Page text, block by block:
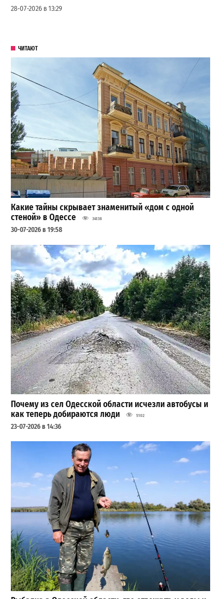
28-07-2026 в 13:29
ЧИТАЮТ
Какие тайны скрывает знаменитый «дом с одной
стеной» в Одессе
34138
30-07-2026 в 19:58
Почему из сел Одесской области исчезли автобусы и
как теперь добираются люди
5102
23-07-2026 в 14:36